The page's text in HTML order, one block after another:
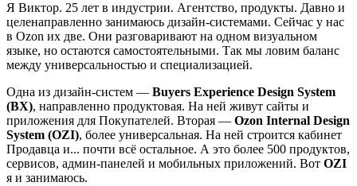
Я Виктор. 25 лет в индустрии. Агентство, продукты. Давно и
целенаправленно занимаюсь дизайн-системами. Сейчас у нас
в Ozon их две. Они разговаривают на одном визуальном
языке, но остаются самостоятельными. Так мы ловим баланс
между универсальностью и специализацией.
Одна из дизайн-систем — Buyers Experience Design System
(BX), направленно продуктовая. На ней живут сайты и
приложения для Покупателей. Вторая — Ozon Internal Design
System (OZI), более универсальная. На ней строится кабинет
Продавца и... почти всё остальное. А это более 500 продуктов,
сервисов, админ-панелей и мобильных приложений. Вот OZI
я и занимаюсь.